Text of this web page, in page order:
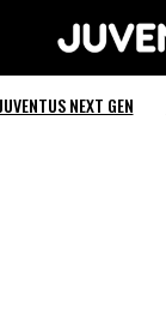
NEXT GEN